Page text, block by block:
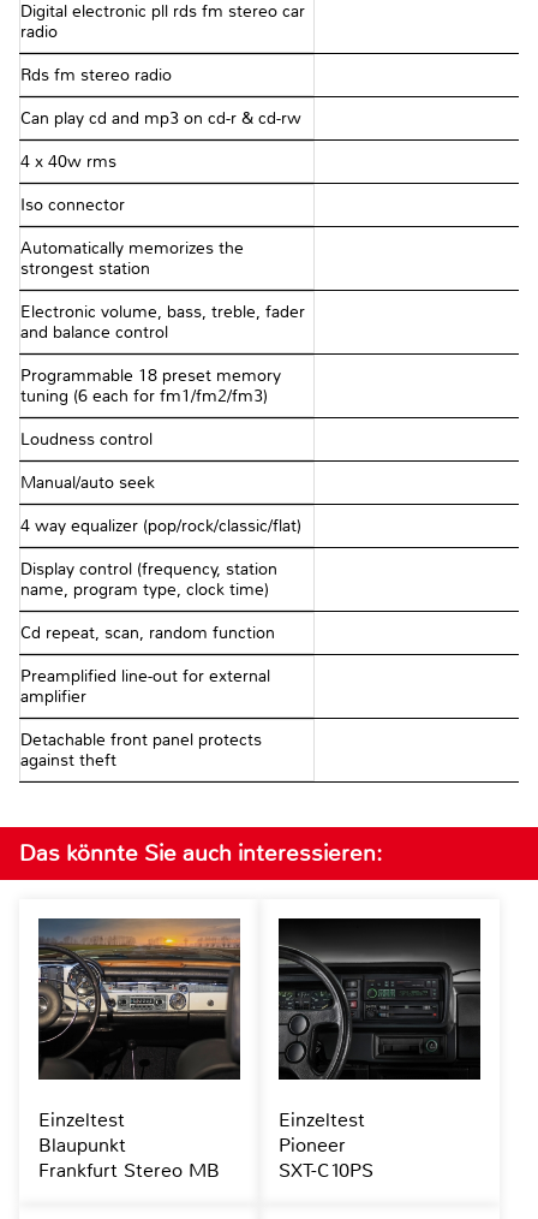
Digital electronic pll rds fm stereo car
radio
Rds fm stereo radio
Can play cd and mp3 on cd-r & cd-rw
4 x 40w rms
Iso connector
Automatically memorizes the
strongest station
Electronic volume, bass, treble, fader
and balance control
Programmable 18 preset memory
tuning (6 each for fm1/fm2/fm3)
Loudness control
Manual/auto seek
4 way equalizer (pop/rock/classic/flat)
Display control (frequency, station
name, program type, clock time)
Cd repeat, scan, random function
Preamplified line-out for external
amplifier
Detachable front panel protects
against theft
Das könnte Sie auch interessieren:
Einzeltest
Blaupunkt
Frankfurt Stereo MB
Einzeltest
Pioneer
SXT-C10PS